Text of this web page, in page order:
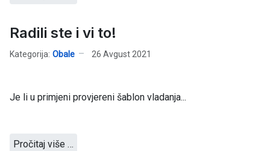
Radili ste i vi to!
Kategorija: Obale 26 Avgust 2021
Je li u primjeni provjereni šablon vladanja...
Pročitaj više …